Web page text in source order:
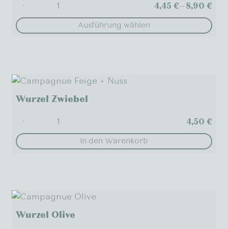
+ - 4,45€–8,90€
Ausführung wählen
mehrere
auf.
können
gewählt
Wurzel Zwiebel
+ - 4,50€
In den Warenkorb
Wurzel Olive